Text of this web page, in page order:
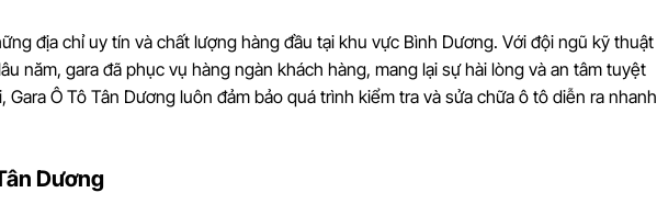
địa chỉ uy tín và chất lượng hàng đầu tại khu vực Bình Dương. Với đội ngũ kỹ thuật
năm, gara đã phục vụ hàng ngàn khách hàng, mang lại sự hài lòng và an tâm tuyệt
Ô Tô Tân Dương luôn đảm bảo quá trình kiểm tra và sửa chữa ô tô diễn ra nhanh
Dương